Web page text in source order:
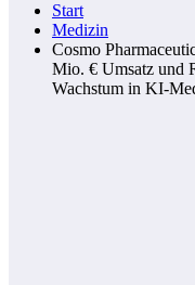
Start
Medizin
Cosmo
Mio. € Umsatz und
Wachstum in KI-